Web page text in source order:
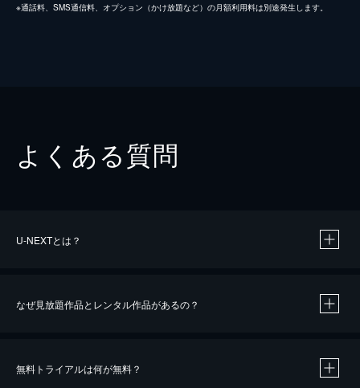
※通話料、SMS通信料、オプション（かけ放題など）の月額利用料は別途発生します。
よくある質問
U-NEXTとは？
なぜ見放題作品とレンタル作品があるの？
無料トライアルは何が無料？